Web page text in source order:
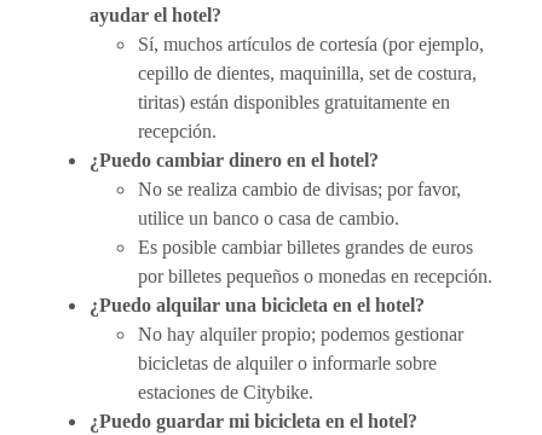
ayudar el hotel?
Sí, muchos artículos de cortesía (por ejemplo,
cepillo de dientes, maquinilla, set de costura,
tiritas) están disponibles gratuitamente en
recepción.
¿Puedo cambiar dinero en el hotel?
No se realiza cambio de divisas; por favor,
utilice un banco o casa de cambio.
Es posible cambiar billetes grandes de euros
por billetes pequeños o monedas en recepción.
¿Puedo alquilar una bicicleta en el hotel?
No hay alquiler propio; podemos gestionar
bicicletas de alquiler o informarle sobre
estaciones de Citybike.
¿Puedo guardar mi bicicleta en el hotel?